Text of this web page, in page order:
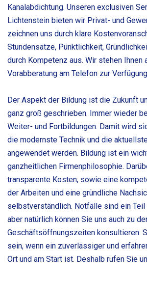
Kanalabdichtung. Unseren exclusiven
Lichtenstein bieten wir Privat- und
zeichnen uns durch klare
Stundensätze, Pünktlichkeit,
durch Kompetenz aus. Wir stehen Ihnen
Vorabberatung am Telefon zur
Der Aspekt der Bildung ist die Zukunft
ganz groß geschrieben. Immer wieder
Weiter- und Fortbildungen. Damit wird
die modernste Technik und die
angewendet werden. Bildung ist ein
ganzheitlichen Firmenphilosophie.
transparente Kosten, sowie eine
der Arbeiten und eine gründliche
selbstverständlich. Notfälle sind ein Teil
aber natürlich können Sie uns auch zu
Geschäftsöffnungszeiten konsultieren.
sein, wenn ein zuverlässiger und
Ort und am Start ist. Deshalb rufen Sie